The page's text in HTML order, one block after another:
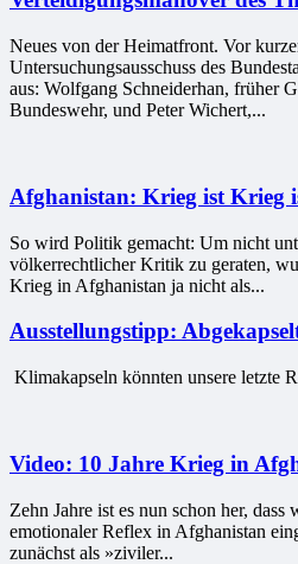
Neues von der Heimatfront. Vor
Untersuchungsausschuss des
aus: Wolfgang Schneiderhan, früher
Bundeswehr, und Peter Wichert,...
Afghanistan: Krieg ist
So wird Politik gemacht: Um nicht
völkerrechtlicher Kritik zu geraten,
Krieg in Afghanistan ja nicht als...
Ausstellungstipp:
Klimakapseln könnten unsere letzte
Video: 10 Jahre Krieg in
Zehn Jahre ist es nun schon her,
emotionaler Reflex in Afghanistan
zunächst als »ziviler...